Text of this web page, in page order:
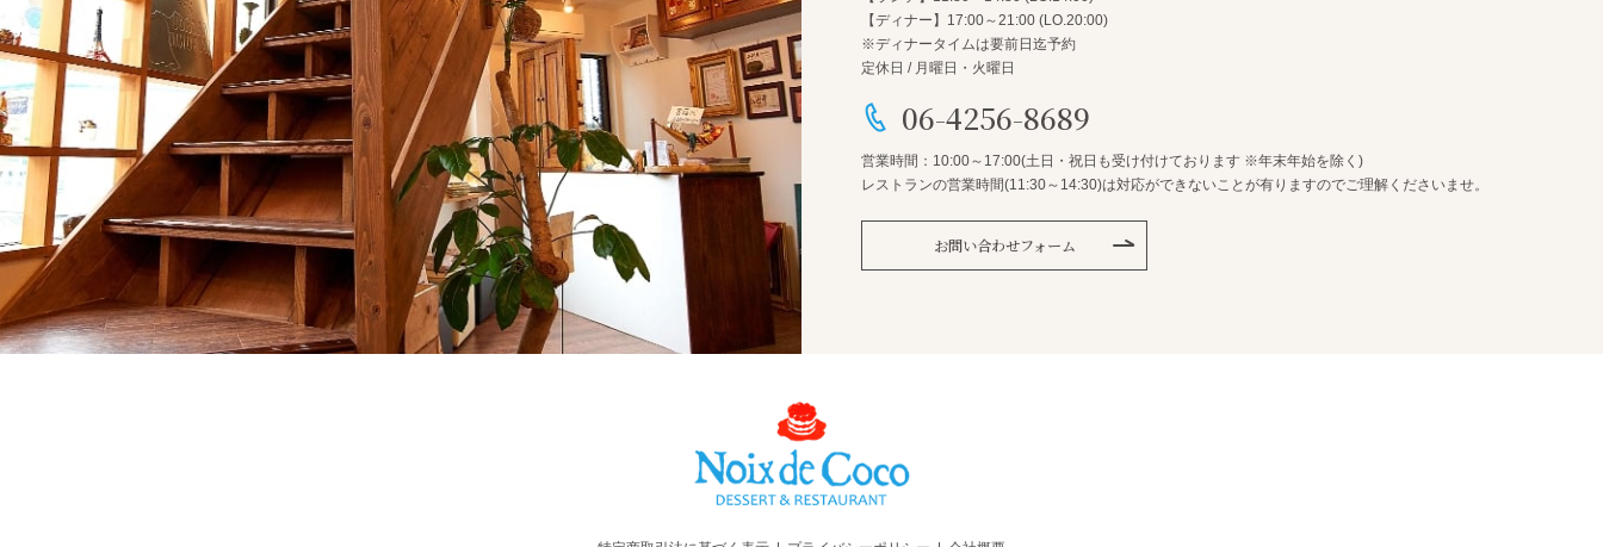
【ディナー】17:00～21:00 (LO.20:00)
※ディナータイムは要前日迄予約
定休日 / 月曜日・火曜日
06-4256-8689
営業時間：10:00～17:00(土日・祝日も受け付けております ※年末年始を除く)
レストランの営業時間(11:30～14:30)は対応ができないことが有りますのでご理解くださいませ。
お問い合わせフォーム